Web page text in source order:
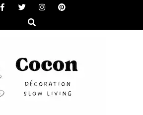
Search